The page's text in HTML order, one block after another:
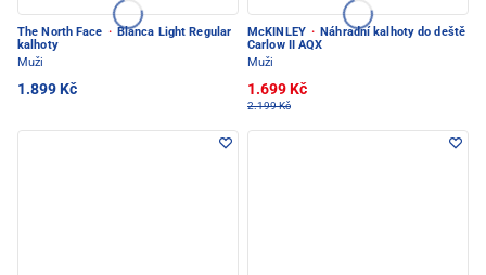
The North Face · Blanca Light Regular
kalhoty
Muži
1.899 Kč
McKINLEY · Náhradní kalhoty do deště
Carlow II AQX
Muži
1.699 Kč
2.199 Kč